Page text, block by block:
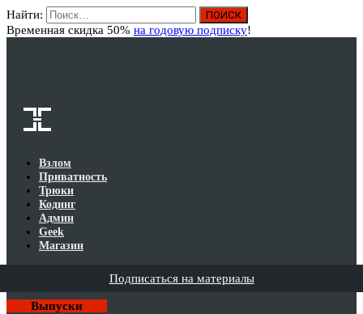
Найти:
Временная скидка 50% на годовую подписку!
Взлом
Приватность
Трюки
Кодинг
Админ
Geek
Магазин
Подписаться на материалы
Выпуски